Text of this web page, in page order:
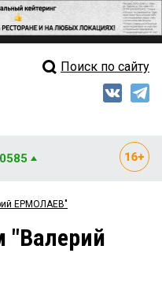
Свежий выпуск
Мнения
Рейтинги
Поиск по сайту
ЕРМОЛАЕВ"
"Валерий